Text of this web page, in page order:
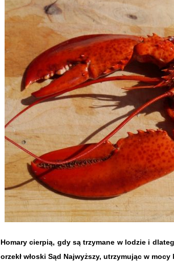
Homary cierpią, gdy są trzymane w lodzie i
orzekł włoski Sąd Najwyższy, utrzymując w